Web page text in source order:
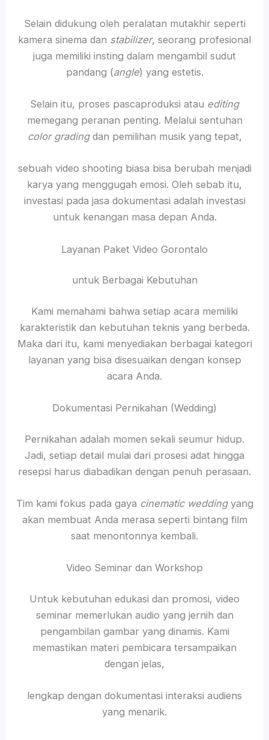
Selain didukung oleh peralatan mutakhir seperti
kamera sinema dan stabilizer, seorang profesional
juga memiliki insting dalam mengambil sudut
pandang (angle) yang estetis.
Selain itu, proses pascaproduksi atau editing
memegang peranan penting. Melalui sentuhan
color gradingdan pemilihan musik yang tepat,
sebuah video shooting biasa bisa berubah menjadi
karya yang menggugah emosi. Oleh sebab itu,
investasi pada jasa dokumentasi adalah investasi
untuk kenangan masa depan Anda.
Layanan Paket Video Gorontalo
untuk Berbagai Kebutuhan
Kami memahami bahwa setiap acara memiliki
karakteristik dan kebutuhan teknis yang berbeda.
Maka dari itu, kami menyediakan berbagai kategori
layanan yang bisa disesuaikan dengan konsep
acara Anda.
Dokumentasi Pernikahan (Wedding)
Pernikahan adalah momen sekali seumur hidup.
Jadi, setiap detail mulai dari prosesi adat hingga
resepsi harus diabadikan dengan penuh perasaan.
Tim kami fokus pada gaya cinematic weddingyang
akan membuat Anda merasa seperti bintang film
saat menontonnya kembali.
Video Seminar dan Workshop
Untuk kebutuhan edukasi dan promosi, video
seminar memerlukan audio yang jernih dan
pengambilan gambar yang dinamis. Kami
memastikan materi pembicara tersampaikan
dengan jelas,
lengkap dengan dokumentasi interaksi audiens
yang menarik.